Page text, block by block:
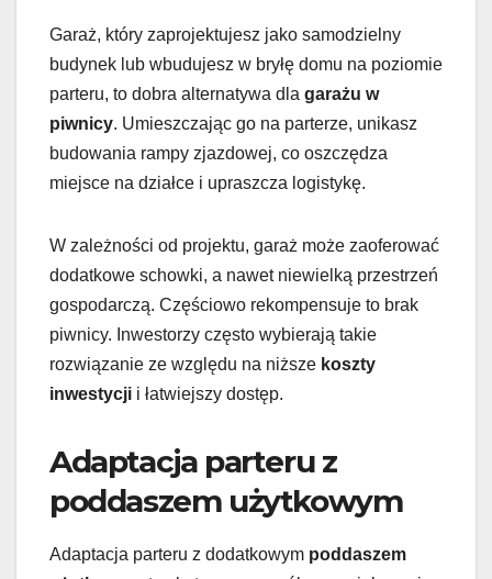
Garaż, który zaprojektujesz jako samodzielny
budynek lub wbudujesz w bryłę domu na poziomie
parteru, to dobra alternatywa dla garażu w
piwnicy. Umieszczając go na parterze, unikasz
budowania rampy zjazdowej, co oszczędza
miejsce na działce i upraszcza logistykę.
W zależności od projektu, garaż może zaoferować
dodatkowe schowki, a nawet niewielką przestrzeń
gospodarczą. Częściowo rekompensuje to brak
piwnicy. Inwestorzy często wybierają takie
rozwiązanie ze względu na niższe koszty
inwestycji i łatwiejszy dostęp.
Adaptacja parteru z
poddaszem użytkowym
Adaptacja parteru z dodatkowym poddaszem